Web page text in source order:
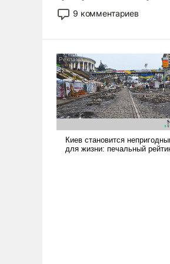
двигаемся по пути
революционных изменений.
псевдонаучной фантастики,
стало всерьез обсуждаемой
идеей.
9 комментариев